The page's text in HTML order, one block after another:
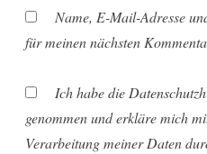
Name, E-Mail-Adresse
für meinen nächsten
Ich habe die
genommen und erkläre mich
Verarbeitung meiner Daten